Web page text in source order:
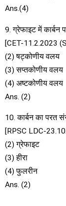
Ans.(4)
9. ग्रेफाइट में कार्बन
[CET-11.2.2023
(2) षट्कोणीय वलय
(3) सप्तकोणीय वलय
(4) अष्टकोणीय वलय
Ans. (2)
10. कार्बन का परत
[RPSC LDC-
(2) ग्रेफाइट
(3) हीरा
(4) फुलरीन
Ans. (2)